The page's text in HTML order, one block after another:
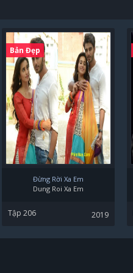
Bản Đẹp
Đừng Rời Xa Em
Dung Roi Xa Em
Tập 206 2019